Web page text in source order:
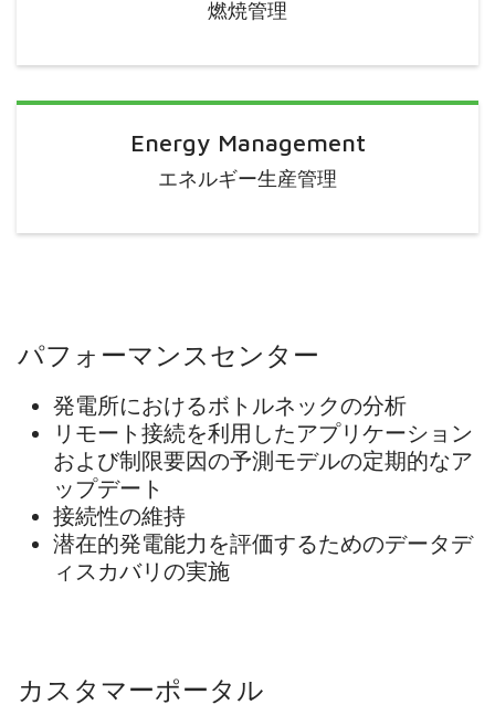
燃焼管理
Energy Management
エネルギー生産管理
パフォーマンスセンター
発電所におけるボトルネックの分析
リモート接続を利用したアプリケーション
および制限要因の予測モデルの定期的なア
ップデート
接続性の維持
潜在的発電能力を評価するためのデータデ
ィスカバリの実施
カスタマーポータル